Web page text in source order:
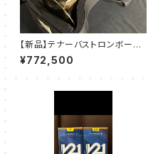
【新品】テナーバストロンボー
ン K＆H T1/Y 太田涼平先
生・紺野駿人先生選定
¥772,500